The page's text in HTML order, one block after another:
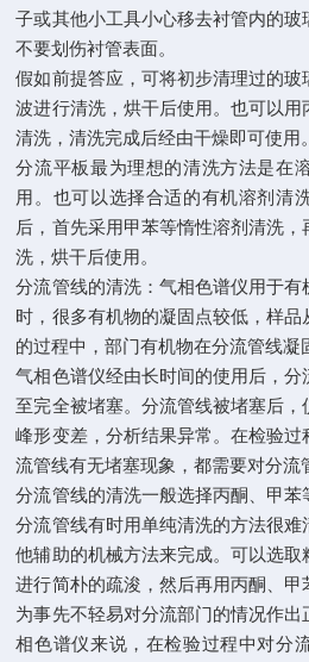
子或其他小工具小心移去衬管内的
不要划伤衬管表面。
假如前提答应，可将初步清理过的
波进行清洗，烘干后使用。也可以
清洗，清洗完成后经由干燥即可使用。
分流平板最为理想的清洗方法是在
用。也可以选择合适的有机溶剂清
后，首先采用甲苯等惰性溶剂清洗
洗，烘干后使用。
分流管线的清洗：气相色谱仪用于
时，很多有机物的凝固点较低，样
的过程中，部门有机物在分流管线凝
气相色谱仪经由长时间的使用后，
至完全被堵塞。分流管线被堵塞后，
峰形变差，分析结果异常。在检验
流管线有无堵塞现象，都需要对分流
分流管线的清洗一般选择丙酮、甲
分流管线有时用单纯清洗的方法很
他辅助的机械方法来完成。可以选
进行简朴的疏浚，然后再用丙酮、
为事先不轻易对分流部门的情况作
相色谱仪来说，在检验过程中对分